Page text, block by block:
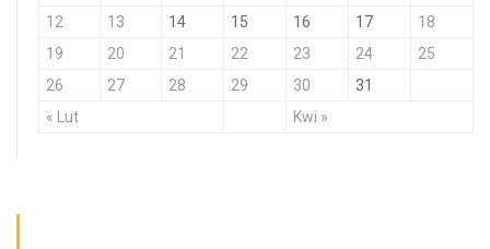
« Lut Kwi »
12
13 14 15 16 17
18
19
20 21 22 23 24
25
26
27 28 29 30 31